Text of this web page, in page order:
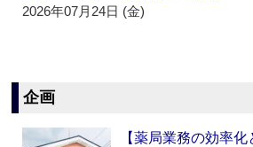
2026年07月24日 (金)
企画
【薬局業務の効率